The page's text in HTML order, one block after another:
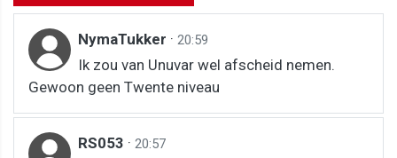
NymaTukker · 20:59
Ik zou van Unuvar wel afscheid nemen.
Gewoon geen Twente niveau
RS053 · 20:57